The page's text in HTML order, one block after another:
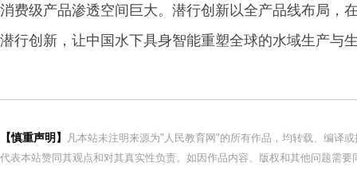
消费级产品渗透空间巨大。潜行创新以全产品线布局，
潜行创新，让中国水下具身智能重塑全球的水域生产与
【慎重声明】
凡本站未注明来源为"人民教育网"的所有作品，均转载、编译
代表本站赞同其观点和对其真实性负责。如因作品内容、版权和其他问题需